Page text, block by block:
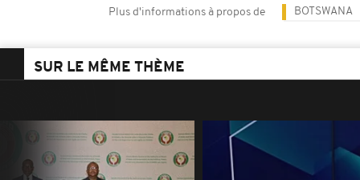
Plus d'informations à propos de BOTSWANA
SUR LE MÊME THÈME